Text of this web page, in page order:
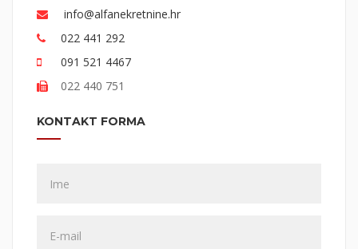
info@alfanekretnine.hr
022 441 292
091 521 4467
022 440 751
KONTAKT FORMA